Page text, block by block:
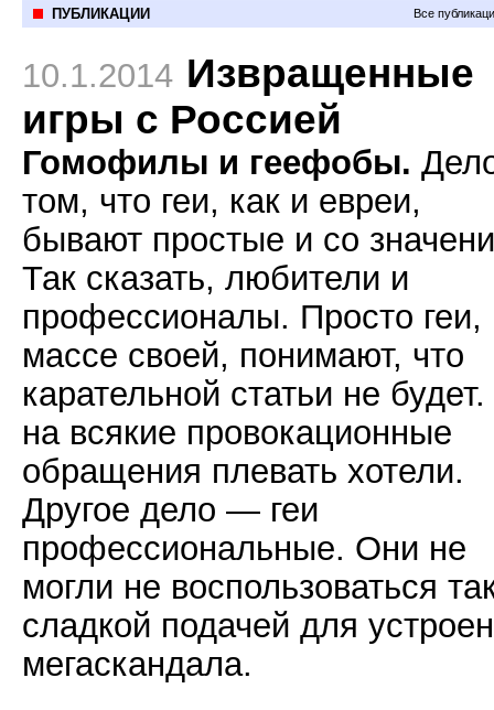
ПУБЛИКАЦИИ Все
10.1.2014 Извращенные
игры с Россией
Гомофилы и геефобы.
том, что геи, как и евреи,
бывают простые и со
Так сказать, любители и
профессионалы. Просто геи,
массе своей, понимают, что
карательной статьи не
на всякие провокационные
обращения плевать хотели.
Другое дело — геи
профессиональные. Они не
могли не воспользоваться
сладкой подачей для
мегаскандала.